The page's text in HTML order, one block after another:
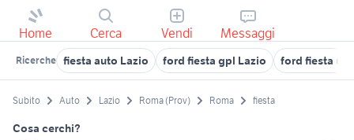
Home Cerca Vendi Messaggi
Ricerche fiesta auto Lazio ford fiesta gpl Lazio ford fiesta
Subito Auto Lazio Roma (Prov) Roma fiesta
Cosa cerchi?